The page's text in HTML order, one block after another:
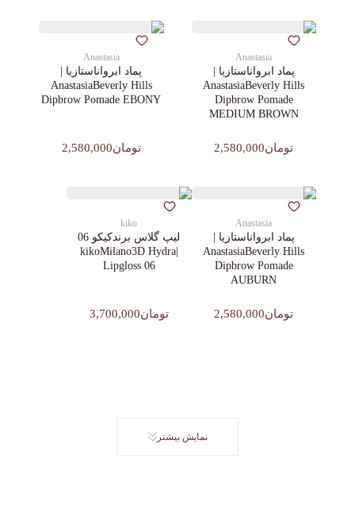
Anastasia
پماد ابرواناستازیا |
AnastasiaBeverly Hills
Dipbrow Pomade
MEDIUM BROWN
تومان2,580,000
Anastasia
پماد ابرواناستازیا |
AnastasiaBeverly Hills
Dipbrow Pomade EBONY
تومان2,580,000
Anastasia
پماد ابرواناستازیا |
AnastasiaBeverly Hills
Dipbrow Pomade
AUBURN
تومان2,580,000
kiko
لیپ گلاس‌ برندکیکو 06
|kikoMilano3D Hydra
Lipgloss 06
تومان3,700,000
نمایش بیشتر